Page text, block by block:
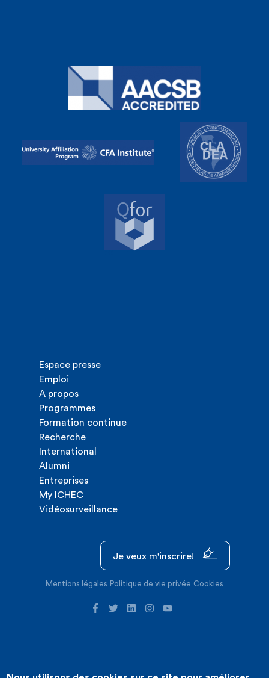
Espace presse
Emploi
A propos
Programmes
Formation continue
Recherche
International
Alumni
Entreprises
My ICHEC
Vidéosurveillance
Je veux m'inscrire!
Mentions légales Politique de vie privée Cookies